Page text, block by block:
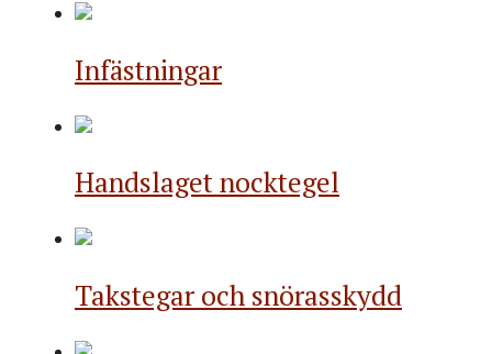
Infästningar
Handslaget nocktegel
Takstegar och snörasskydd